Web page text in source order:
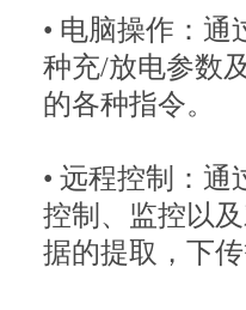
• 电脑操作： 通
种充/放电参数
的各种指令。
• 远程控制： 通
控制、监控以
据的提取，下